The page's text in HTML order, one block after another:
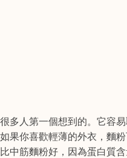
多人第一個想到的。它容
果你喜歡輕薄的外衣，麵
中筋麵粉好，因為蛋白質含